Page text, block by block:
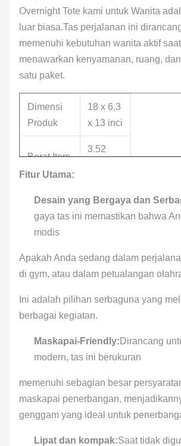
Overnight Tote kami untuk Wanita
luar biasa.Tas perjalanan ini
memenuhi kebutuhan wanita aktif
menawarkan kenyamanan, ruang,
satu paket.
Dimensi
Produk
18 x 6,3
x 13 inci
Berat Item
3.52
dewasa
Jenis pola Surat
Jenis
penutupan
Fitur Utama:
Desain yang Bergaya dan
gaya tas ini memastikan bahwa
modis
Apakah Anda sedang dalam
di gym, atau dalam petualangan
Ini adalah pilihan serbaguna yang
berbagai kegiatan.
Maskapai-Friendly: Dirancang
modern, tas ini berukuran
memenuhi sebagian besar
maskapai penerbangan,
genggam yang ideal untuk
Lipat dan kompak:Saat tidak